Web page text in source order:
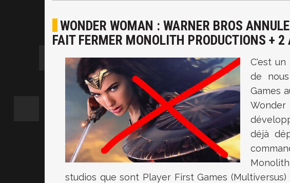
WONDER WOMAN : WARNER BROS
FAIT FERMER MONOLITH PRODUCTIONS +
C'est
de
Games
déjà
studios que sont Player First Games